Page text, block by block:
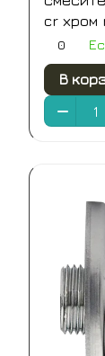
cr хром
0
В